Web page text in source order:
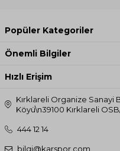
Popüler Kategoriler
Önemli Bilgiler
Hızlı Erişim
Kırklareli Organize Sanayi
Köyü\n39100 Kırklareli
444 12 14
bilgi@karspor.com